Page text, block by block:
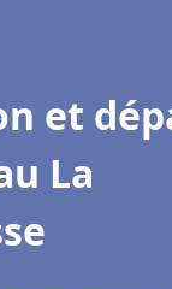
et
La